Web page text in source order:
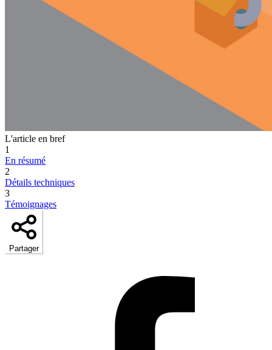
L'article en bref
1
En résumé
2
Détails techniques
3
Témoignages
Partager